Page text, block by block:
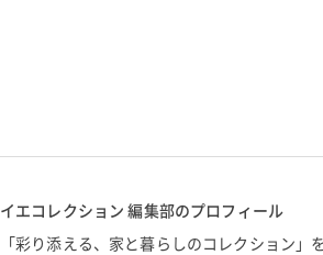
イエコレクション 編集部のプロフィール
「彩り添える、家と暮らしのコレクション